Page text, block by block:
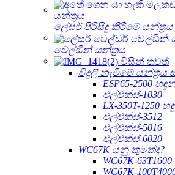
ලේසර් පිරිසිදු කිරීමේ යන්ත්‍රය
වෙල්ඩින් යන්ත්‍රය
විදුලි නැමීමේ යන්ත්‍රය
ESP65-2500
එල්එක්ස්-1030
LX-350T-1250
එල්එක්ස්-3512
එල්එක්ස්-5016
එල්එක්ස්-6020
WC67K යනු කුමක්ද?
WC67K-
WC67K-